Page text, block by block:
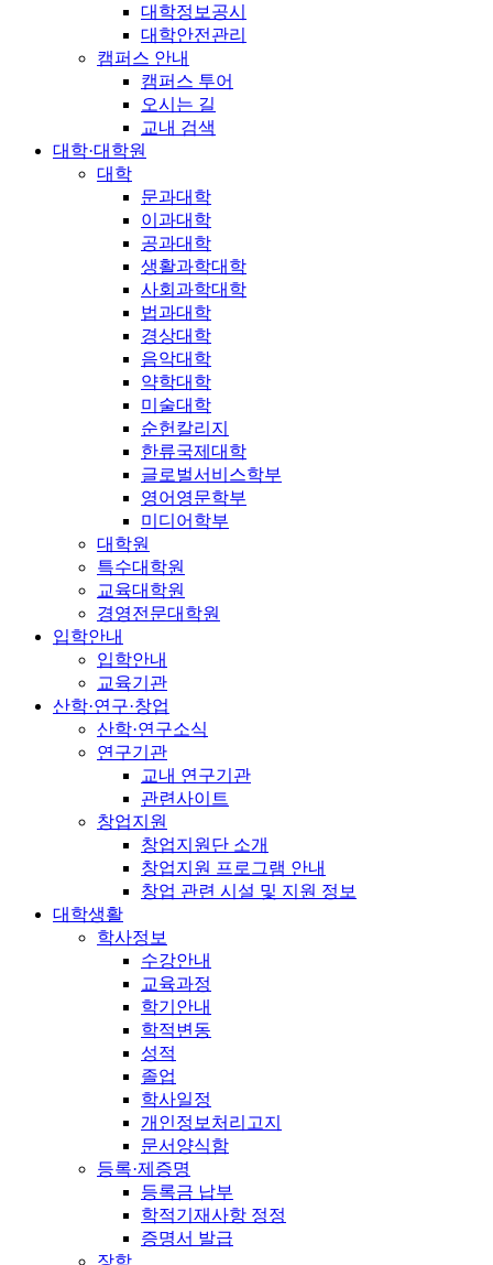
대학정보공시
대학안전관리
캠퍼스 안내
캠퍼스 투어
오시는 길
교내 검색
대학·대학원
대학
문과대학
이과대학
공과대학
생활과학대학
사회과학대학
법과대학
경상대학
음악대학
약학대학
미술대학
순헌칼리지
한류국제대학
글로벌서비스학부
영어영문학부
미디어학부
대학원
특수대학원
교육대학원
경영전문대학원
입학안내
입학안내
교육기관
산학·연구·창업
산학·연구소식
연구기관
교내 연구기관
관련사이트
창업지원
창업지원단 소개
창업지원 프로그램 안내
창업 관련 시설 및 지원 정보
대학생활
학사정보
수강안내
교육과정
학기안내
학적변동
성적
졸업
학사일정
개인정보처리고지
문서양식함
등록·제증명
등록금 납부
학적기재사항 정정
증명서 발급
장학